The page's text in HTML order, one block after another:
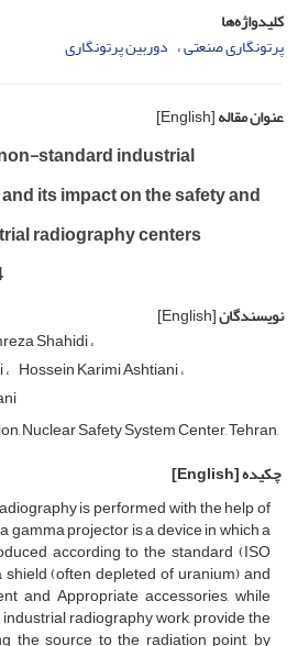
کلیدواژه‌ها
پرتونگاری صنعتی دوربین پرتونگاری
عنوان مقاله[English]
standard industrial
its impact on the safety and
radiography centers
نویسندگان[English]
Shahidi
Hossein Karimi Ashtiani
Nuclear Safety System Center, Tehran,
چکیده[English]
is performed with the help of
gamma projector is a device in which a
according to the standard (ISO
(often depleted of uranium) and
and Appropriate accessories, while
radiography work, provide the